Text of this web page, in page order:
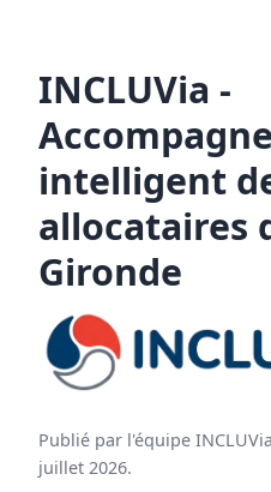
INCLUVia -
intelligent
allocataires
Gironde
Publié par l'équipe
juillet 2026.